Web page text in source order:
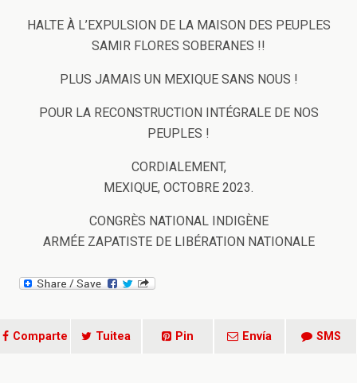
HALTE À L’EXPULSION DE LA MAISON DES PEUPLES
SAMIR FLORES SOBERANES !!
PLUS JAMAIS UN MEXIQUE SANS NOUS !
POUR LA RECONSTRUCTION INTÉGRALE DE NOS
PEUPLES !
CORDIALEMENT,
MEXIQUE, OCTOBRE 2023.
CONGRÈS NATIONAL INDIGÈNE
ARMÉE ZAPATISTE DE LIBÉRATION NATIONALE
Comparte Tuitea Pin Envía SMS